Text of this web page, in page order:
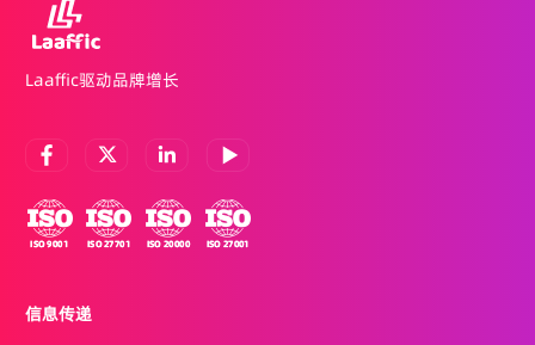
Laaffic驱动品牌增长
信息传递